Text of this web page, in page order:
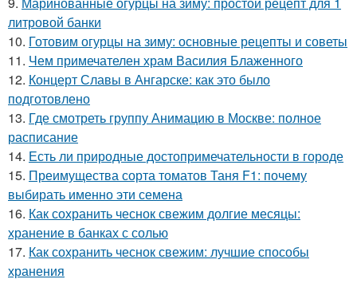
литровой банки
10. Готовим огурцы на зиму: основные рецепты и советы
11. Чем примечателен храм Василия Блаженного
12. Концерт Славы в Ангарске: как это было
подготовлено
13. Где смотреть группу Анимацию в Москве: полное
расписание
14. Есть ли природные достопримечательности в городе
15. Преимущества сорта томатов Таня F1: почему
выбирать именно эти семена
16. Как сохранить чеснок свежим долгие месяцы:
хранение в банках с солью
17. Как сохранить чеснок свежим: лучшие способы
хранения